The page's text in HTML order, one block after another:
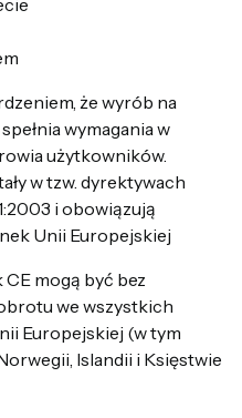
że wyrób na
wymagania w
użytkowników.
w tzw. dyrektywach
i obowiązują
Unii Europejskiej
mogą być bez
we wszystkich
Europejskiej (w tym
Islandii i Księstwie